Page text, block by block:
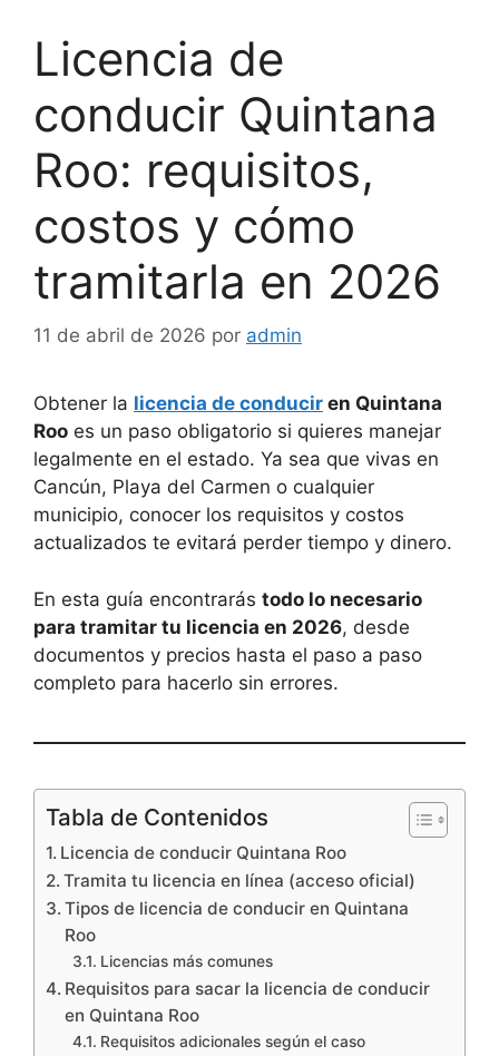
Licencia de
conducir Quintana
Roo: requisitos,
costos y cómo
tramitarla en 2026
11 de abril de 2026 por admin
Obtener la licencia de conducir en Quintana
Roo es un paso obligatorio si quieres manejar
legalmente en el estado. Ya sea que vivas en
Cancún, Playa del Carmen o cualquier
municipio, conocer los requisitos y costos
actualizados te evitará perder tiempo y dinero.
En esta guía encontrarás todo lo necesario
para tramitar tu licencia en 2026, desde
documentos y precios hasta el paso a paso
completo para hacerlo sin errores.
Tabla de Contenidos
Licencia de conducir Quintana Roo
Tramita tu licencia en línea (acceso oficial)
Tipos de licencia de conducir en Quintana
Roo
Licencias más comunes
Requisitos para sacar la licencia de conducir
en Quintana Roo
Requisitos adicionales según el caso